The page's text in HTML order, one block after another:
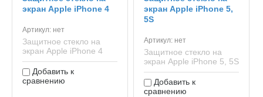
экран Apple iPhone 4
Артикул: нет
Защитное стекло на
экран Apple iPhone 4
Добавить к
сравнению
экран Apple iPhone 5,
5S
Артикул:нет
Защитное стекло на
экран Apple iPhone 5, 5S
Добавить к
сравнению